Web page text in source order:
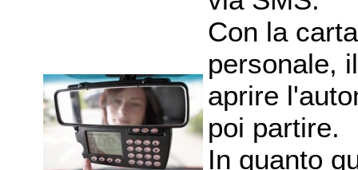
Con la
personale,
aprire
poi partire.
In quanto